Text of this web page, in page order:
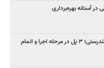
آخرین وضعیت پل‌های مسیر تندرستی؛ ۳ پل در مرحله اجرا و اتمام